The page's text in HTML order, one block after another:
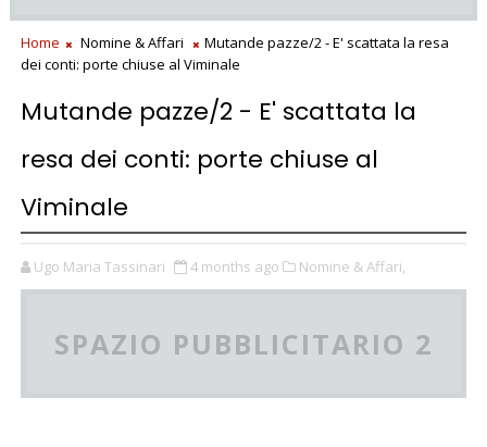
Home Nomine & Affari
Mutande pazze/2 - E' scattata la resa
dei conti: porte chiuse al Viminale
Mutande pazze/2 - E' scattata la
resa dei conti: porte chiuse al
Viminale
Ugo Maria Tassinari 4 months ago Nomine & Affari,
SPAZIO PUBBLICITARIO 2